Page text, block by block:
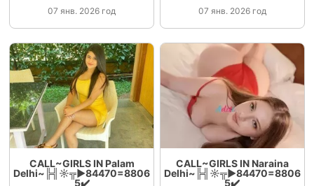
07 янв. 2026 год 07 янв. 2026 год
CALL~GIRLS IN Palam
Delhi~╠╣☼╦►84470=8806
5✔️
CALL~GIRLS IN Naraina
Delhi~╠╣☼╦►84470=8806
5✔️